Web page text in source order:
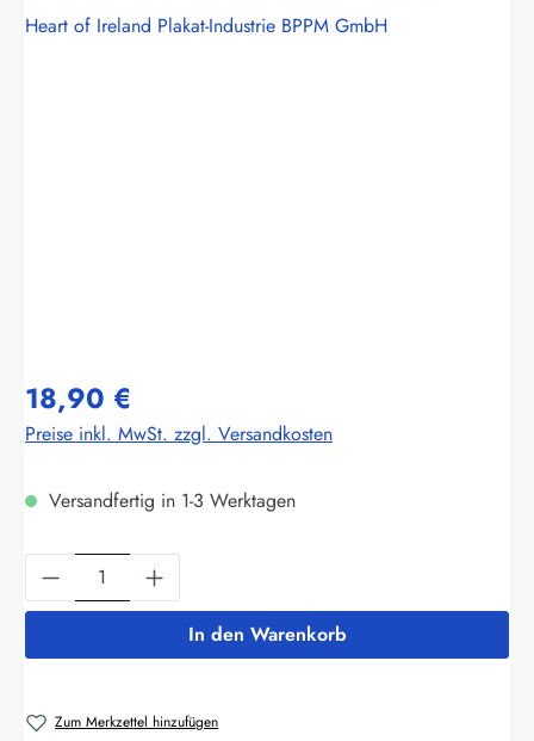
Heart of Ireland Plakat-Industrie BPPM GmbH
18,90 €
Preise inkl. MwSt. zzgl. Versandkosten
Versandfertig in 1-3 Werktagen
Produkt Anzahl: Gib den gewünschten
In den Warenkorb
Zum Merkzettel hinzufügen